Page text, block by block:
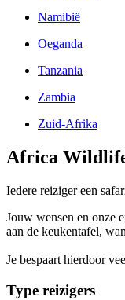
Namibië
Oeganda
Tanzania
Zambia
Zuid-Afrika
Africa
Iedere reiziger een
Jouw wensen en onze
aan de keukentafel,
Je bespaart hierdoor
Type reizigers